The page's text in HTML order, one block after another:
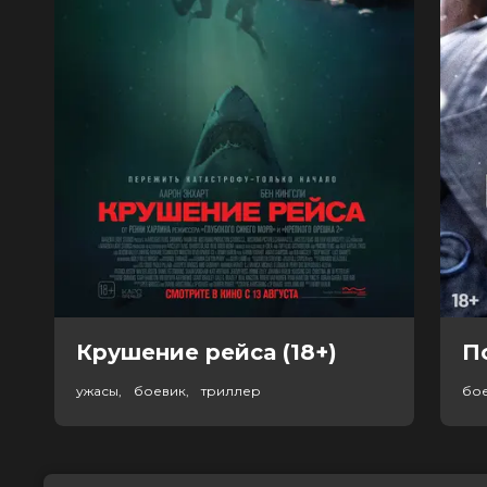
Крушение рейса (18+)
ужасы, боевик, триллер